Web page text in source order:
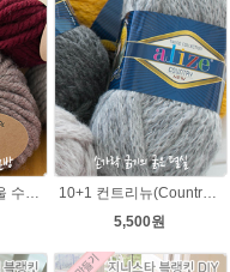
10+1 나코 내츄럴울 수입뜨개실/루피망고st 모자뜨기/
10+1 컨트리뉴(Country new) 굵은털실/컨트리뉴 뜨개실/뜨개질 뉴컨트리/컨트리실/컨트리뜨개실
5,500원